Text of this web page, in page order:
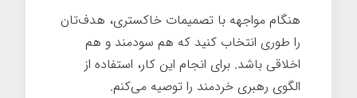
هنگام مواجهه با تصمیمات خاکستری، هدف‌تان
را طوری انتخاب کنید که هم سودمند و هم
اخلاقی باشد. برای انجام این کار، استفاده از
الگوی رهبری خردمند را توصیه می‌کنم.